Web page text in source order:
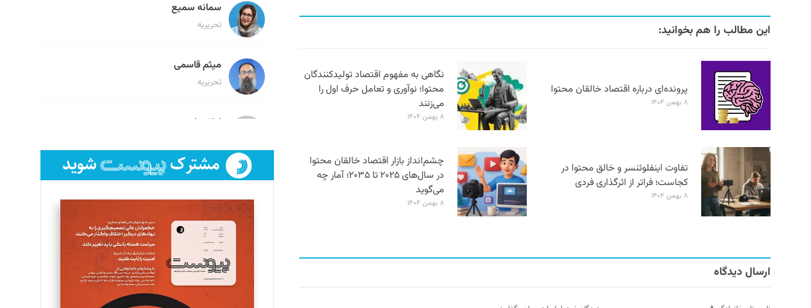
این مطالب را هم بخوانید:
پرونده‌ای درباره اقتصاد خالقان محتوا
۸ بهمن ۱۴۰۴
نگاهی به مفهوم اقتصاد تولیدکنندگان
محتوا؛ نوآوری و تعامل حرف اول را
می‌زنند
۸ بهمن ۱۴۰۴
تفاوت اینفلوئنسر و خالق محتوا در
کجاست؛ فراتر از اثرگذاری فردی
۸ بهمن ۱۴۰۴
چشم‌انداز بازار اقتصاد خالقان محتوا
در سال‌های ۲۰۲۵ تا ۲۰۳۵؛ آمار چه
می‌گوید
۸ بهمن ۱۴۰۴
ارسال دیدگاه
سمانه سمیع
تحریریه
میثم قاسمی
تحریریه
لیلا حنارود
فائزه فتحی رستمی
تحریریه
سروش کرمیان
تحریریه
مینا پاکدل